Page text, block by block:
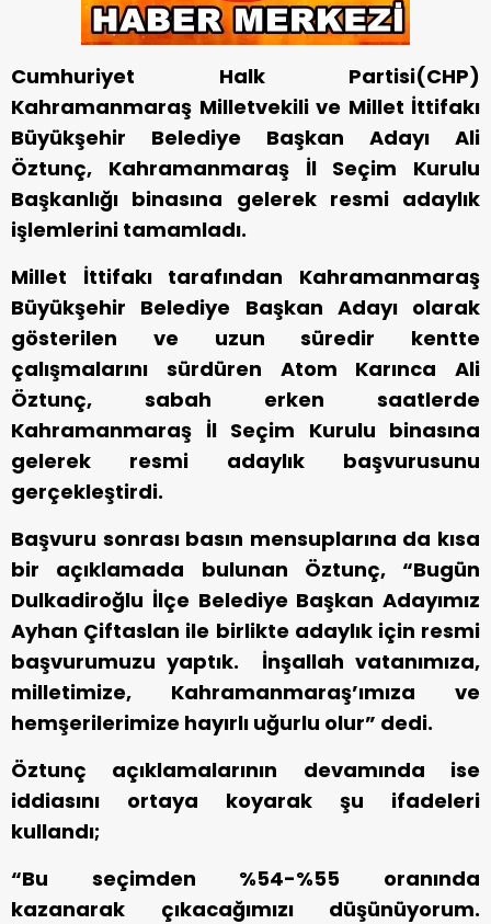
Cumhuriyet Halk Partisi(CHP)
Kahramanmaraş Milletvekili ve Millet İttifakı
Büyükşehir Belediye Başkan Adayı Ali
Öztunç, Kahramanmaraş İl Seçim Kurulu
Başkanlığı binasına gelerek resmi adaylık
işlemlerini tamamladı.
Millet İttifakı tarafından Kahramanmaraş
Büyükşehir Belediye Başkan Adayı olarak
gösterilen ve uzun süredir kentte
çalışmalarını sürdüren Atom Karınca Ali
Öztunç, sabah erken saatlerde
Kahramanmaraş İl Seçim Kurulu binasına
gelerek resmi adaylık başvurusunu
gerçekleştirdi.
Başvuru sonrası basın mensuplarına da kısa
bir açıklamada bulunan Öztunç, “Bugün
Dulkadiroğlu İlçe Belediye Başkan Adayımız
Ayhan Çiftaslan ile birlikte adaylık için resmi
başvurumuzu yaptık. İnşallah vatanımıza,
milletimize, Kahramanmaraş’ımıza ve
hemşerilerimize hayırlı uğurlu olur” dedi.
Öztunç açıklamalarının devamında ise
iddiasını ortaya koyarak şu ifadeleri
kullandı;
“Bu seçimden %54-%55 oranında
kazanarak çıkacağımızı düşünüyorum.